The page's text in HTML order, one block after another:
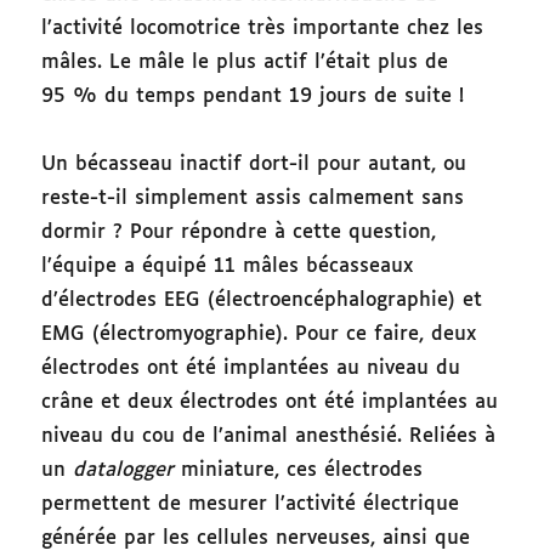
l’activité locomotrice très importante chez les
mâles. Le mâle le plus actif l’était plus de
95 % du temps pendant 19 jours de suite !
Un bécasseau inactif dort-il pour autant, ou
reste-t-il simplement assis calmement sans
dormir ? Pour répondre à cette question,
l’équipe a équipé 11 mâles bécasseaux
d’électrodes EEG (électroencéphalographie) et
EMG (électromyographie). Pour ce faire, deux
électrodes ont été implantées au niveau du
crâne et deux électrodes ont été implantées au
niveau du cou de l’animal anesthésié. Reliées à
un dataloggerminiature, ces électrodes
permettent de mesurer l’activité électrique
générée par les cellules nerveuses, ainsi que